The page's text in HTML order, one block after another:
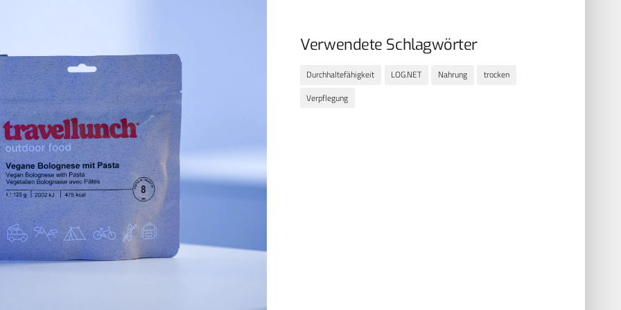
Verwendete Schlagwörter
Durchhaltefähigkeit LOG.NET Nahrung
trocken
Verpflegung